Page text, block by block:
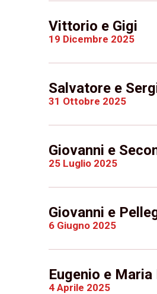
Vittorio e Gigi
19 Dicembre 2025
Salvatore e
31 Ottobre 2025
Giovanni e
25 Luglio 2025
Giovanni e
6 Giugno 2025
Eugenio e Maria
4 Aprile 2025